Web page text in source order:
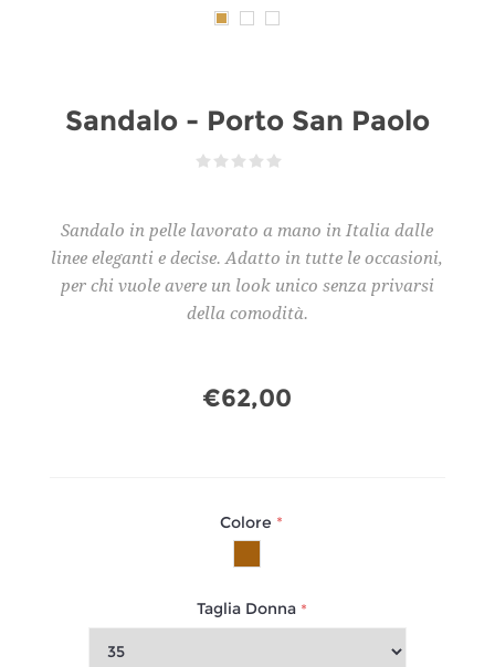
Sandalo - Porto San Paolo
Sandalo in pelle lavorato a mano in Italia dalle
linee eleganti e decise. Adatto in tutte le occasioni,
per chi vuole avere un look unico senza privarsi
della comodità.
€62,00
Colore *
Taglia Donna *